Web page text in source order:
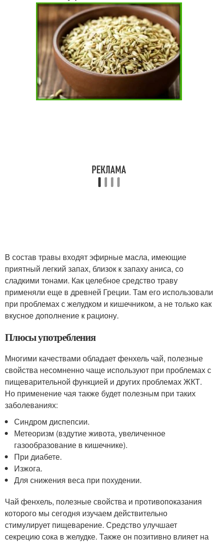
В состав травы входят эфирные масла, имеющие
приятный легкий запах, близок к запаху аниса, со
сладкими тонами. Как целебное средство траву
применяли еще в древней Греции. Там его использовали
при проблемах с желудком и кишечником, а не только как
вкусное дополнение к рациону.
Плюсы употребления
Многими качествами обладает фенхель чай, полезные
свойства несомненно чаще используют при проблемах с
пищеварительной функцией и других проблемах ЖКТ.
Но применение чая также будет полезным при таких
заболеваниях:
Синдром диспепсии.
Метеоризм (вздутие живота, увеличенное
газообразование в кишечнике).
При диабете.
Изжога.
Для снижения веса при похудении.
Чай фенхель, полезные свойства и противопоказания
которого мы сегодня изучаем действительно
стимулирует пищеварение. Средство улучшает
секрецию сока в желудке. Также он позитивно влияет на